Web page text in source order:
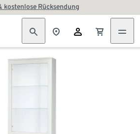
kostenlose Rücksendung